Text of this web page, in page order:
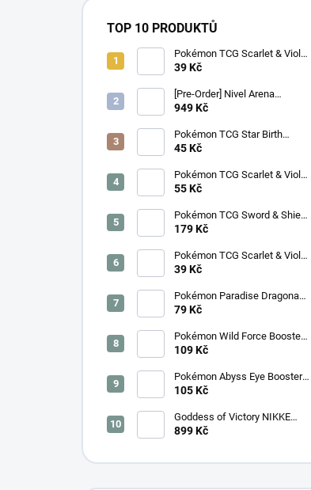
TOP 10 PRODUKTŮ
Pokémon TCG Scarlet & Violet
Battle Partners Booster –
39 Kč
[Pre-Order] Nivel Arena
Goddess of Victory NIKKE
Box - Korejský
949 Kč
Pokémon TCG Star Birth
Booster – Korejský
45 Kč
Pokémon TCG Scarlet & Violet
Surging Sparks Booster –
55 Kč
Pokémon TCG Sword & Shield
Eevee Heroes Booster –
179 Kč
Pokémon TCG Scarlet & Violet
Night Wanderer Booster –
39 Kč
Pokémon Paradise Dragona
Booster (SV7a) – Japonský
79 Kč
Pokémon Wild Force Booster
(sv5k) – Japonský
109 Kč
Pokémon Abyss Eye Booster
(M5) – Japonský
105 Kč
Goddess of Victory NIKKE
SB01 Special Booster Box
899 Kč